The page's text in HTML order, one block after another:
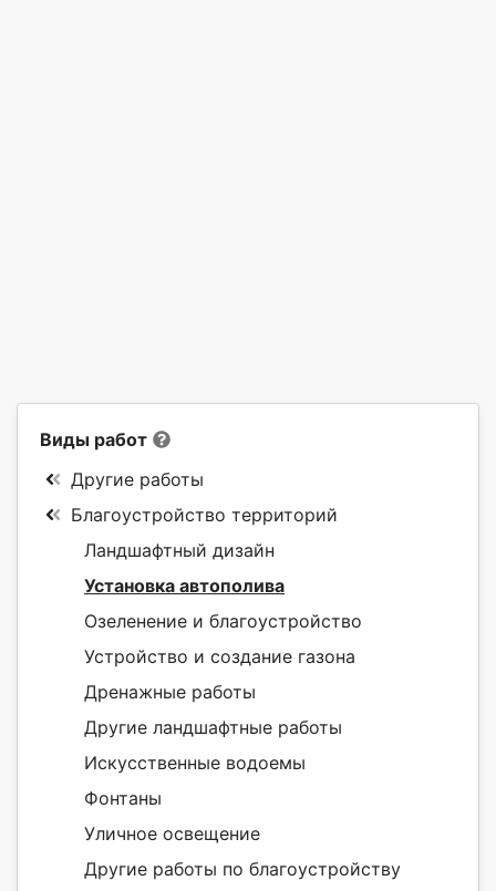
Виды работ
Другие работы
Благоустройство территорий
Ландшафтный дизайн
Установка автополива
Озеленение и благоустройство
Устройство и создание газона
Дренажные работы
Другие ландшафтные работы
Искусственные водоемы
Фонтаны
Уличное освещение
Другие работы по благоустройству